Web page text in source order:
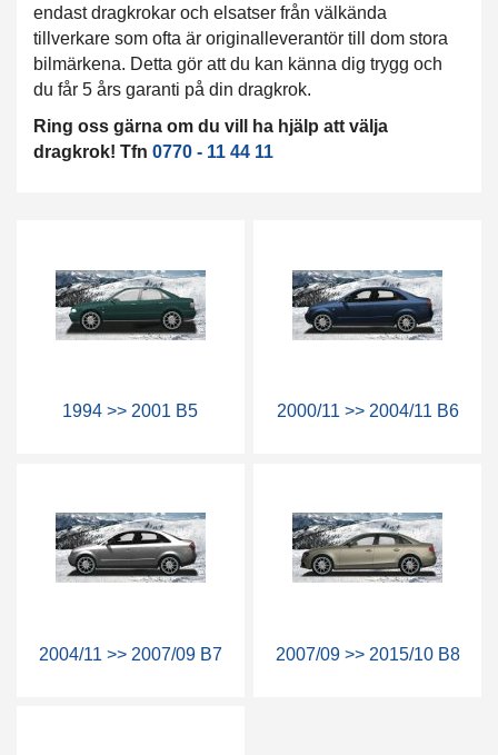
endast dragkrokar och elsatser från välkända
tillverkare som ofta är originalleverantör till dom stora
bilmärkena. Detta gör att du kan känna dig trygg och
du får 5 års garanti på din dragkrok.
Ring oss gärna om du vill ha hjälp att välja
dragkrok! Tfn 0770 - 11 44 11
1994 >> 2001 B5 2000/11 >> 2004/11 B6
2004/11 >> 2007/09 B7 2007/09 >> 2015/10 B8